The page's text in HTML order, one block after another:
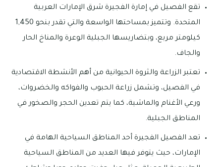
تقع الفصيل في إمارة الفجيرة شرق الإمارات العربية
المتحدة. وتتميز بمساحتها الواسعة والتي تقدر بنحو 1,450
كيلومتر مربع، وبتضاريسها الجبلية الوعرة والمناخ الحار
والجاف.
تعتبر الزراعة والثروة الحيوانية من أهم الأنشطة الاقتصادية
في الفصيل، وتشمل زراعة الحبوب والفواكه والخضروات،
ورعي الأغنام والماشية، كما يتم تعدين الحجر والصخور في
المناطق الجبلية.
تعد الفصيل الفجيرة أحد المناطق السياحية الهامة في
الإمارات، حيث يتوفر فيها العديد من المناطق السياحية